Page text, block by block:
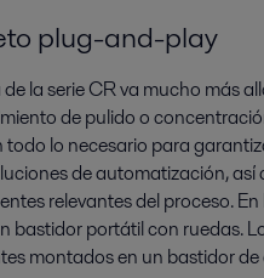
plug-and-play
la serie CR va mucho más
de pulido o
todo lo necesario para
de automatización,
relevantes del proceso.
bastidor portátil con ruedas.
montados en un bastidor